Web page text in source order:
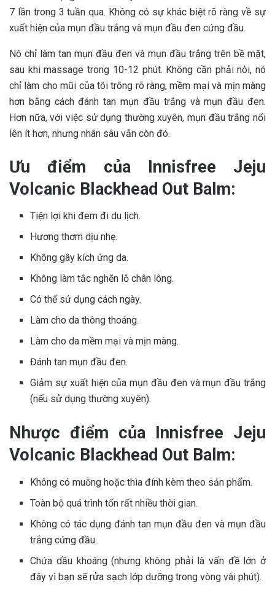
7 lần trong 3 tuần qua. Không có sự khác biệt rõ ràng về sự
xuất hiện của mụn đầu trắng và mụn đầu đen cứng đầu.
Nó chỉ làm tan mụn đầu đen và mụn đầu trắng trên bề mặt,
sau khi massage trong 10-12 phút. Không cần phải nói, nó
chỉ làm cho mũi của tôi trông rõ ràng, mềm mại và mịn màng
hơn bằng cách đánh tan mụn đầu trắng và mụn đầu đen.
Hơn nữa, với việc sử dụng thường xuyên, mụn đầu trắng nổi
lên ít hơn, nhưng nhân sâu vẫn còn đó.
Ưu điểm của Innisfree Jeju
Volcanic Blackhead Out Balm:
Tiện lợi khi đem đi du lịch.
Hương thơm dịu nhẹ.
Không gây kích ứng da.
Không làm tắc nghẽn lỗ chân lông.
Có thể sử dụng cách ngày.
Làm cho da thông thoáng.
Làm cho da mềm mại và mịn màng.
Đánh tan mụn đầu đen.
Giảm sự xuất hiện của mụn đầu đen và mụn đầu trắng
(nếu sử dụng thường xuyên).
Nhược điểm của Innisfree Jeju
Volcanic Blackhead Out Balm:
Không có muỗng hoặc thìa đính kèm theo sản phẩm.
Toàn bộ quá trình tốn rất nhiều thời gian.
Không có tác dụng đánh tan mụn đầu đen và mụn đầu
trắng cứng đầu.
Chứa dầu khoáng (nhưng không phải là vấn đề lớn ở
đây vì bạn sẽ rửa sạch lớp dưỡng trong vòng vài phút).